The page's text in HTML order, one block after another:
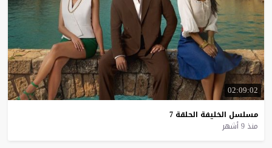
02:09:02
مسلسل الخليفة الحلقة 7
منذ 9 أشهر